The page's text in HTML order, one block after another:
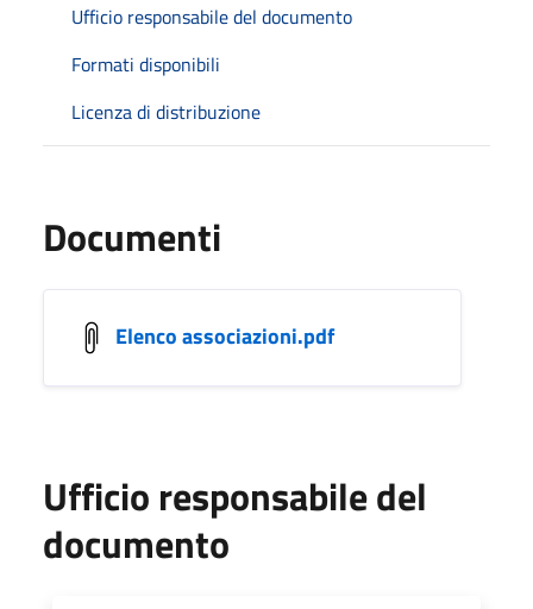
Ufficio responsabile del documento
Formati disponibili
Licenza di distribuzione
Documenti
Elenco associazioni.pdf
Ufficio responsabile del
documento